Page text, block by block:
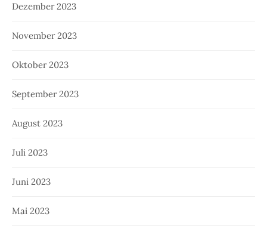
Dezember 2023
November 2023
Oktober 2023
September 2023
August 2023
Juli 2023
Juni 2023
Mai 2023